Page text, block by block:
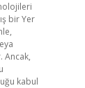
bir Yer
Ancak,
kabul